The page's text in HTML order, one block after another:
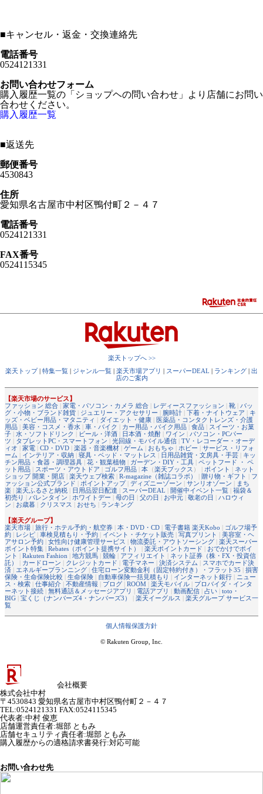
■キャンセル・返金・交換連絡先
電話番号
0524121331
お問い合わせフォーム
購入履歴一覧の「ショップヘの問い合わせ」より店舗にお問い
合わせください。
購入履歴一覧
■返送先
郵便番号
4530843
住所
愛知県名古屋市中村区鴨付町２－４７
電話番号
0524121331
FAX番号
0524115345
楽天トップへ >>
楽天トップ| 特集一覧 | ジャンル一覧 | 楽天市場アプリ | スーパーDEAL | ランキング | 出
店のご案内
【楽天市場のサービス】
ファッション 総合 | 家電・パソコン・カメラ 総合 | レディースファッション | 靴 | バッ
グ・小物・ブランド雑貨 | ジュエリー・アクセサリー | 腕時計 | 下着・ナイトウェア | キ
ッズ・ベビー用品・マタニティ | ダイエット・健康 | 医薬品・コンタクトレンズ・介護
用品 | 美容・コスメ・香水 | 車・バイク | カー用品・バイク用品 | 食品 | スイーツ・お菓
子 | 水・ソフトドリンク | ビール・洋酒 | 日本酒・焼酎 | ワイン | パソコン・PCパー
ツ | タブレットPC・スマートフォン | 光回線・モバイル通信 | TV・レコーダー・オーデ
ィオ | 家電 | CD・DVD | 楽器・音楽機材 | ゲーム | おもちゃ | ホビー | サービス・リフォ
ーム | インテリア・収納 | 寝具・ベッド・マットレス | 日用品雑貨・文房具・手芸 | キッ
チン用品・食器・調理器具 | 花・観葉植物 | ガーデン・DIY・工具 | ペットフード ・ ペ
ット用品 | スポーツ・アウトドア | ゴルフ用品 | 本 （楽天ブックス ） | ポイント | ネット
ショップ 開業・開店 | 楽天ウェブ検索 | R-magazine（雑誌コラボ） | 贈り物・ギフト | フ
ァッション公式ブランド | ポイントアップ| ディズニーゾーン | サンリオゾーン | まち
楽 | 楽天ふるさと納税 | 日用品翌日配達 | スーパーDEAL | 開催中イベント一覧 | 福袋＆
初売り | バレンタイン | ホワイトデー | 母の日 | 父の日 | お中元 | 敬老の日 | ハロウィ
ン | お歳暮 | クリスマス | おせち | ランキング
【楽天グループ】
楽天市場 | 旅行・ホテル予約・航空券 | 本・DVD・CD | 電子書籍 楽天Kobo | ゴルフ場予
約 | レシピ | 車検見積もり・予約 | イベント・チケット販売 | 写真プリント | 美容室・ヘ
アサロン予約 | 女性向け健康管理サービス | 物流委託・アウトソーシング | 楽天スーパー
ポイント特集 | Rebates（ポイント提携サイト） | 楽天ポイントカード | おでかけでポイ
ント | Rakuten Fashion | 地方競馬 | 競輪 | アフィリエイト | ネット証券（株・FX・投資信
託）
| カードローン | クレジットカード | 電子マネー | 決済システム | スマホでカード決
済 | エネルギープランニング | 住宅ローン変動金利（固定特約付き）・フラット35 | 損害
保険・生命保険比較 | 生命保険 | 自動車保険一括見積もり | インターネット銀行 | ニュー
ス・検索 | 仕事紹介 | 不動産情報 | ブログ | ROOM | 楽天モバイル | プロバイダ・インタ
ーネット接続 | 無料通話＆メッセージアプリ | 電話アプリ | 動画配信 | 占い | toto・
BIG | 宝くじ（ナンバーズ4・ナンバーズ3） | 楽天イーグルス | 楽天グループ サービス一
覧
個人情報保護方針
© Rakuten Group, Inc.
会社概要
株式会社中村
〒4530843 愛知県名古屋市中村区鴨付町２－４７
TEL:0524121331 FAX:0524115345
代表者:中村 俊恵
店舗運営責任者:堀部 ともみ
店舗セキュリティ責任者:堀部 ともみ
購入履歴からの適格請求書発行:対応可能
お問い合わせ先